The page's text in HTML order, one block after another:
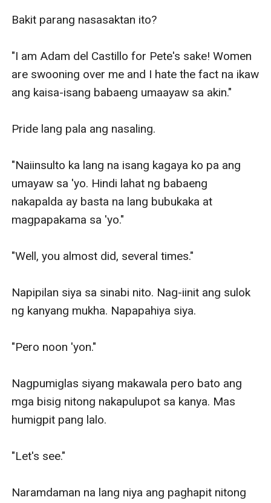
Bakit parang nasasaktan ito?
"I am Adam del Castillo for Pete's sake! Women
are swooning over me and I hate the fact na ikaw
ang kaisa-isang babaeng umaayaw sa akin."
Pride lang pala ang nasaling.
"Naiinsulto ka lang na isang kagaya ko pa ang
umayaw sa 'yo. Hindi lahat ng babaeng
nakapalda ay basta na lang bubukaka at
magpapakama sa 'yo."
"Well, you almost did, several times."
Napipilan siya sa sinabi nito. Nag-iinit ang sulok
ng kanyang mukha. Napapahiya siya.
"Pero noon 'yon."
Nagpumiglas siyang makawala pero bato ang
mga bisig nitong nakapulupot sa kanya. Mas
humigpit pang lalo.
"Let's see."
Naramdaman na lang niya ang paghapit nitong